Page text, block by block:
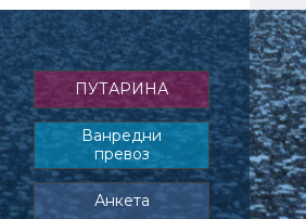
ПУТАРИНА
Ванредни
превоз
Анкета